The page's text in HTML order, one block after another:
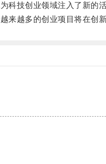
技创业领域注入了新的活
越多的创业项目将在创新